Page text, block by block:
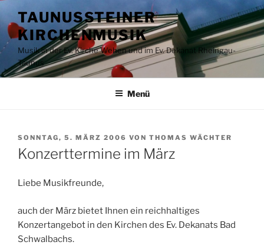
Inhalt
springen
TAUNUSSTEINER
KIRCHENMUSIK
Musik in der Ev. Kirche Wehen und im Ev. Dekanat Rheingau-
Taunus
Menü
VERÖFFENTLICHT
AM
SONNTAG, 5. MÄRZ 2006 VON THOMAS WÄCHTER
Konzerttermine im März
Liebe Musikfreunde,
auch der März bietet Ihnen ein reichhaltiges
Konzertangebot in den Kirchen des Ev. Dekanats Bad
Schwalbachs.